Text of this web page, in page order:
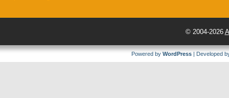
© 2004-2026
Powered by WordPress | Developed